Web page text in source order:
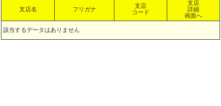
支店名 フリガナ
支店
コード
支店
詳細
画面へ
該当するデータはありません